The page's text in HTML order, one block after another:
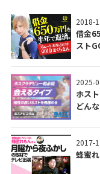
2018-
借金
スト
2025-
ホス
どん
2017-
蜂蜜